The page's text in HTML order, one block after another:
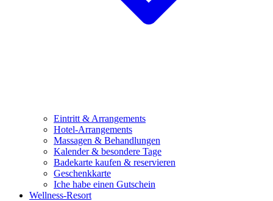
Eintritt & Arrangements
Hotel-Arrangements
Massagen & Behandlungen
Kalender & besondere Tage
Badekarte kaufen & reservieren
Geschenkkarte
Iche habe einen Gutschein
Wellness-Resort